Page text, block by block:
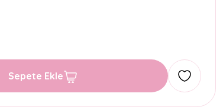
Sepete Ekle